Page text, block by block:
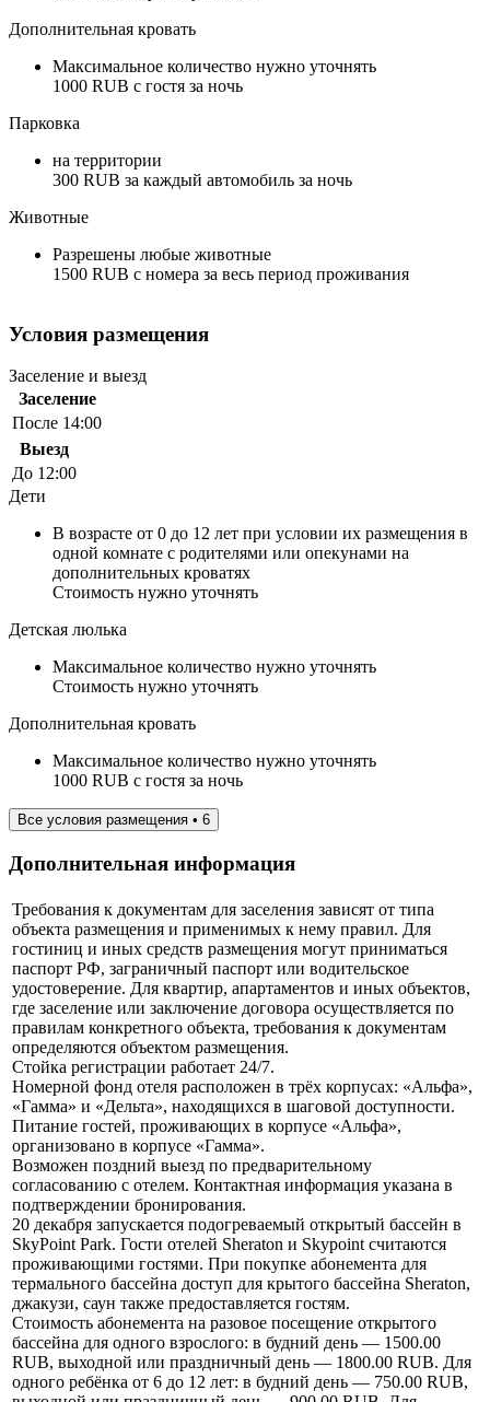
Дополнительная кровать
Максимальное количество нужно уточнять
1000 RUB с гостя за ночь
Парковка
на территории
300 RUB за каждый автомобиль за ночь
Животные
Разрешены любые животные
1500 RUB с номера за весь период проживания
Условия размещения
Заселение и выезд
Заселение
После 14:00
Выезд
До 12:00
Дети
В возрасте от 0 до 12 лет при условии их размещения в
одной комнате с родителями или опекунами на
дополнительных кроватях
Стоимость нужно уточнять
Детская люлька
Максимальное количество нужно уточнять
Стоимость нужно уточнять
Дополнительная кровать
Максимальное количество нужно уточнять
1000 RUB с гостя за ночь
Все условия размещения • 6
Дополнительная информация
Требования к документам для заселения зависят от типа
объекта размещения и применимых к нему правил. Для
гостиниц и иных средств размещения могут приниматься
паспорт РФ, заграничный паспорт или водительское
удостоверение. Для квартир, апартаментов и иных объектов,
где заселение или заключение договора осуществляется по
правилам конкретного объекта, требования к документам
определяются объектом размещения.
Стойка регистрации работает 24/7.
Номерной фонд отеля расположен в трёх корпусах: «Альфа»,
«Гамма» и «Дельта», находящихся в шаговой доступности.
Питание гостей, проживающих в корпусе «Альфа»,
организовано в корпусе «Гамма».
Возможен поздний выезд по предварительному
согласованию с отелем. Контактная информация указана в
подтверждении бронирования.
20 декабря запускается подогреваемый открытый бассейн в
SkyPoint Park. Гости отелей Sheraton и Skypoint считаются
проживающими гостями. При покупке абонемента для
термального бассейна доступ для крытого бассейна Sheraton,
джакузи, саун также предоставляется гостям.
Стоимость абонемента на разовое посещение открытого
бассейна для одного взрослого: в будний день — 1500.00
RUB, выходной или праздничный день — 1800.00 RUB. Для
одного ребёнка от 6 до 12 лет: в будний день — 750.00 RUB,